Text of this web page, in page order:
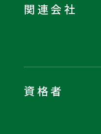
関連会社
資格者